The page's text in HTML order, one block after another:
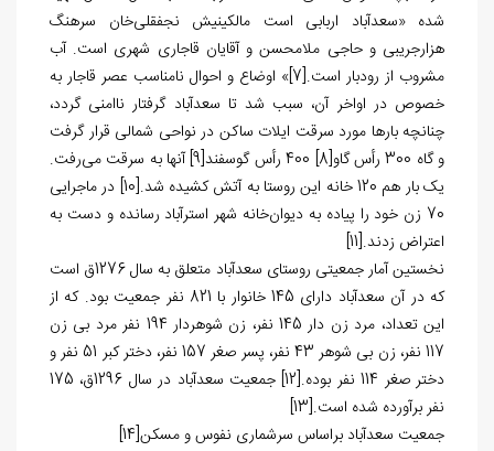
شده «سعدآباد اربابی است مالکینیش نجفقلی‌خان سرهنگ
هزارجریبی و حاجی ملامحسن و آقایان قاجاری شهری است. آب
مشروب از رودبار است.[7] » اوضاع و احوال نامناسب عصر قاجار به
خصوص در اواخر آن، سبب شد تا سعدآباد گرفتار ناامنی گردد،
چنانچه بارها مورد سرقت ایلات ساکن در نواحی شمالی قرار گرفت
و گاه 300 رأس گاو
[8]
[9] آنها به سرقت می‌رفت.
یک بار هم 120 خانه این روستا به آتش کشیده شد.
[10]
در ماجرایی
70 زن خود را پیاده به دیوان‌خانه شهر استرآباد رسانده و دست به
اعتراض زدند.[11]
نخستین آمار جمعیتی روستای سعدآباد متعلق به سال 1276ق است
که در آن سعدآباد دارای 145 خانوار با 821 نفر جمعیت بود. که از
این تعداد، مرد زن دار 145 نفر، زن شوهردار 194 نفر مرد بی زن
117 نفر، زن بی شوهر 43 نفر، پسر صغر 157 نفر، دختر کبر 51 نفر و
دختر صغر 114 نفر بوده.
[12]
جمعیت سعدآباد در سال 1296ق، 175
نفر برآورده شده است.[13]
جمعیت سعدآباد براساس سرشماری نفوس و مسکن[14]